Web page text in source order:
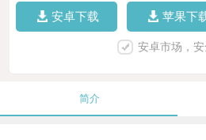
安卓下载 苹果下
安卓市场，
简介